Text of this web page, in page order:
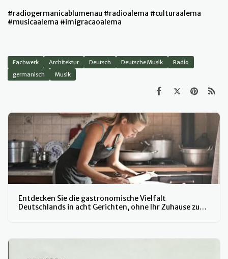
#radiogermanicablumenau #radioalema #culturaalema
#musicaalema #imigracaoalema
Fachwerk Architektur Deutsch Deutsche Musik
Radio
germanisch
Musik
Entdecken Sie die gastronomische Vielfalt
Deutschlands in acht Gerichten, ohne Ihr Zuhause zu